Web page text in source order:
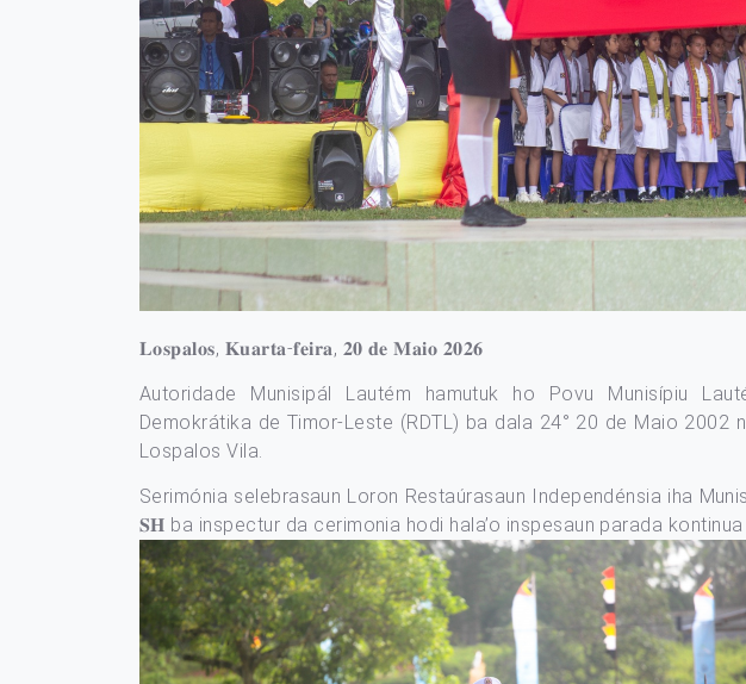
𝐋𝐨𝐬𝐩𝐚𝐥𝐨𝐬, 𝐊𝐮𝐚𝐫𝐭𝐚-𝐟𝐞𝐢𝐫𝐚, 𝟐𝟎 𝐝𝐞 𝐌𝐚𝐢𝐨 𝟐𝟎𝟐𝟔
Autoridade Munisipál Lautém hamutuk ho Povu Munisípiu
Demokrátika de Timor-Leste (RDTL) ba dala 24° 20 de Maio 2002
Lospalos Vila.
Serimónia selebrasaun Loron Restaúrasaun Independénsia iha
𝐒𝐇 ba inspectur da cerimonia hodi hala’o inspesaun parada kontinua